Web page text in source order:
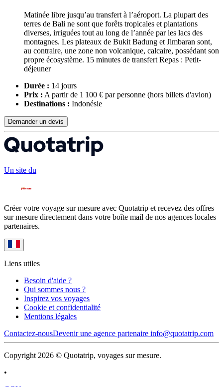
Matinée libre jusqu’au transfert à l’aéroport. La plupart des
terres de Bali ne sont que forêts tropicales et plantations
diverses, irriguées tout au long de l’année par les lacs des
montagnes. Les plateaux de Bukit Badung et Jimbaran sont,
au contraire, une zone non volcanique, calcaire, possédant son
propre écosystème. 15 minutes de transfert Repas : Petit-
déjeuner
Durée : 14 jours
Prix : A partir de 1 100 € par personne (hors billets d'avion)
Destinations : Indonésie
Demander un devis
Un site du
Créer votre voyage sur mesure avec Quotatrip et recevez des offres
sur mesure directement dans votre boîte mail de nos agences locales
partenaires.
Liens utiles
Besoin d'aide ?
Qui sommes nous ?
Inspirez vos voyages
Cookie et confidentialité
Mentions légales
Contactez-nousDevenir une agence partenaire info@quotatrip.com
Copyright 2026 © Quotatrip, voyages sur mesure.
•